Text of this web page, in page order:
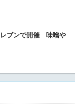
レブンで開催 味噌や